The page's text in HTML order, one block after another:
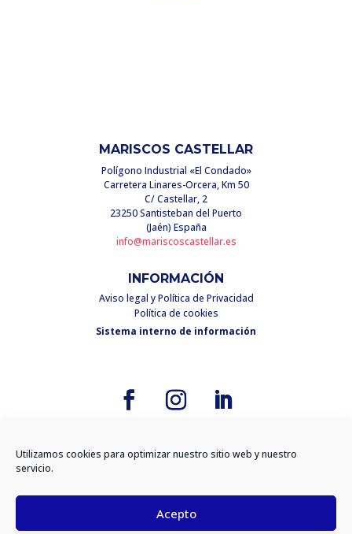
Utilizamos cookies para optimizar nuestro sitio web y nuestro
servicio.
Acepto
MARISCOS CASTELLAR
Polígono Industrial «El Condado»
Carretera Linares-Orcera, Km 50
C/ Castellar, 2
23250 Santisteban del Puerto
(Jaén) España
info@mariscoscastellar.es
INFORMACIÓN
Aviso legal y Política de Privacidad
Política de cookies
Sistema interno de información
DiseñoCabello x Mure